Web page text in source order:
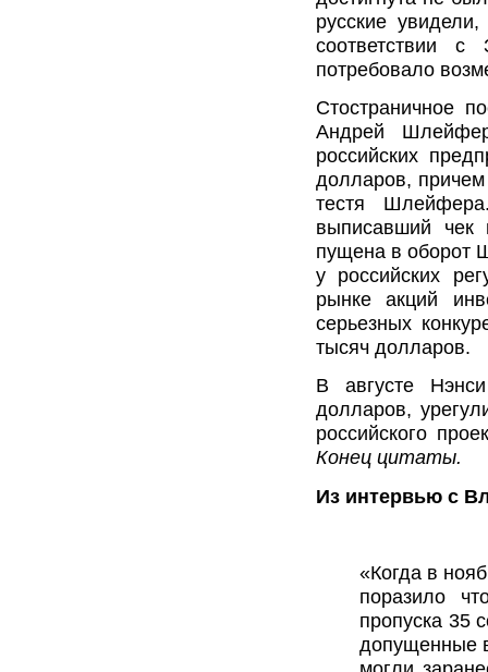
русские
соответствии с
потребовало
Стостраничное
Андрей
российских
долларов,
тестя
выписавший чек
пущена в оборот
у российских
рынке акций
серьезных
тысяч долларов.
В августе
долларов,
российского
Конец цитаты.
Из интервью с
«Когда в
поразило
пропуска 35
допущенные